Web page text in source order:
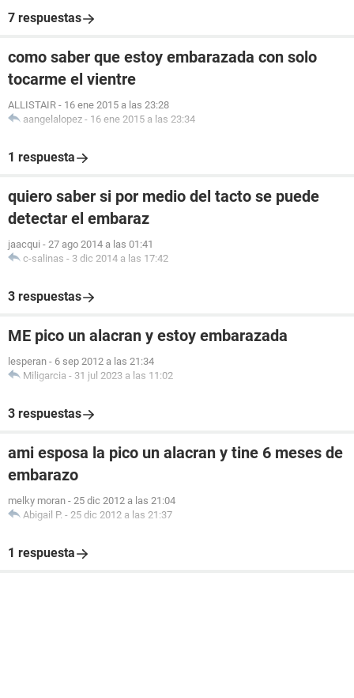
7 respuestas
como saber que estoy embarazada con solo
tocarme el vientre
ALLISTAIR - 16 ene 2015 a las 23:28
aangelalopez - 16 ene 2015 a las 23:34
1 respuesta
quiero saber si por medio del tacto se puede
detectar el embaraz
jaacqui - 27 ago 2014 a las 01:41
c-salinas - 3 dic 2014 a las 17:42
3 respuestas
ME pico un alacran y estoy embarazada
lesperan - 6 sep 2012 a las 21:34
Miligarcia - 31 jul 2023 a las 11:02
3 respuestas
ami esposa la pico un alacran y tine 6 meses de
embarazo
melky moran - 25 dic 2012 a las 21:04
Abigail P. - 25 dic 2012 a las 21:37
1 respuesta